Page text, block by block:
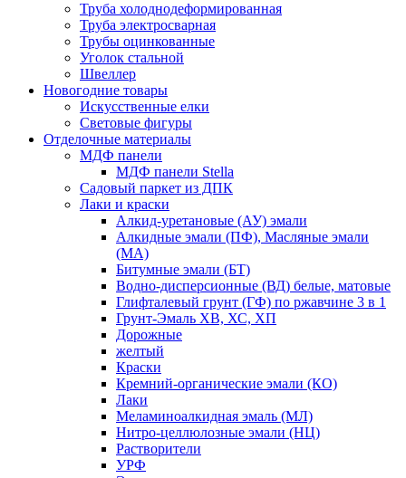
Труба холоднодеформированная
Труба электросварная
Трубы оцинкованные
Уголок стальной
Швеллер
Новогодние товары
Искусственные елки
Световые фигуры
Отделочные материалы
МДФ панели
МДФ панели Stella
Садовый паркет из ДПК
Лаки и краски
Алкид-уретановые (АУ) эмали
Алкидные эмали (ПФ), Масляные эмали
(МА)
Битумные эмали (БТ)
Водно-дисперсионные (ВД) белые, матовые
Глифталевый грунт (ГФ) по ржавчине 3 в 1
Грунт-Эмаль ХВ, ХС, ХП
Дорожные
желтый
Краски
Кремний-органические эмали (КО)
Лаки
Меламиноалкидная эмаль (МЛ)
Нитро-целлюлозные эмали (НЦ)
Растворители
УРФ